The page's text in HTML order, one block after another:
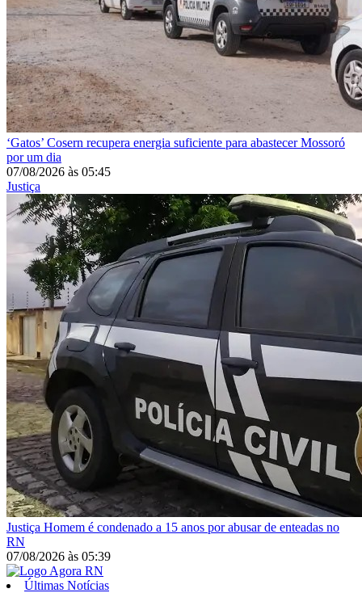
‘Gatos’ Cosern recupera energia suficiente para abastecer Mossoró
por um dia
07/08/2026 às 05:45
Justiça
Justiça Homem é condenado a 15 anos por abusar de enteadas no
RN
07/08/2026 às 05:39
Últimas Notícias